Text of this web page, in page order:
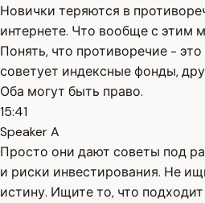
Новички теряются в
интернете. Что вообще с этим
Понять, что противоречие -
советует индексные фонды,
Оба могут быть право.
15:41
Speaker A
Просто они дают советы под
и риски инвестирования. Не
истину. Ищите то, что